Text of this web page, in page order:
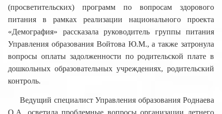
(просветительских) программ по вопросам здорового
питания в рамках реализации национального проекта
«Демография» рассказала руководитель группы питания
Управления образования Войтова Ю.М., а также затронула
вопросы оплаты задолженности по родительской плате в
дошкольных образовательных учреждениях, родительский
контроль.
Ведущий специалист Управления образования Роднаева
О.А. осветила проблемные вопросы организации летнего